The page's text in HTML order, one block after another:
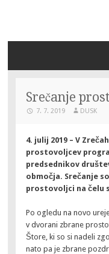
DU
CONTENT
Srečanje
7. 7. 2019 DUSK
4. julij 2019 – V
prostovoljcev
predsednikov
območja. Srečanje
prostovoljci na čelu
Po ogledu na novo
v dvorani zbrane
Štore, ki so si nadeli
nato pa je zbrane